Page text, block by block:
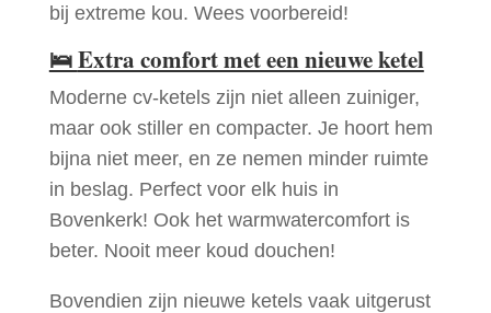
bij extreme kou. Wees voorbereid!
🛌Extra comfort met een nieuwe ketel
Moderne cv-ketels zijn niet alleen zuiniger,
maar ook stiller en compacter. Je hoort hem
bijna niet meer, en ze nemen minder ruimte
in beslag. Perfect voor elk huis in
Bovenkerk! Ook het warmwatercomfort is
beter. Nooit meer koud douchen!
Bovendien zijn nieuwe ketels vaak uitgerust